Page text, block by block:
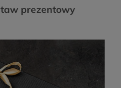
prezentowy